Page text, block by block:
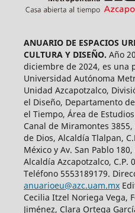
ANUARIO DE ESPACIOS
CULTURA Y DISEÑO. Año
diciembre de 2024, es una
Universidad Autónoma
Unidad Azcapotzalco,
el Diseño, Departamento
el Tiempo, Área de
Canal de Miramontes 3855,
de Dios, Alcaldía Tlalpan,
México y Av. San Pablo
Alcaldía Azcapotzalco, C.P.
Teléfono 5553189179.
anuarioeu@azc.uam.mx
Cecilia Itzel Noriega Vega,
Jiménez, Clara Ortega